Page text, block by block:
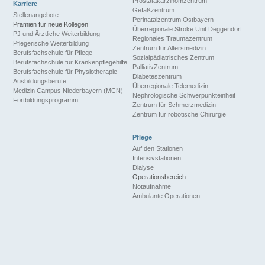
Gefäßzentrum
Perinatalzentrum Ostbayern
Überregionale Stroke Unit Deggendorf
Regionales Traumazentrum
Zentrum für Altersmedizin
Sozialpädiatrisches Zentrum
PalliativZentrum
Diabeteszentrum
Überregionale Telemedizin
Nephrologische Schwerpunkteinheit
Zentrum für Schmerzmedizin
Zentrum für robotische Chirurgie
Pflege
Auf den Stationen
Intensivstationen
Dialyse
Operationsbereich
Notaufnahme
Ambulante Operationen
Karriere
Stellenangebote
Prämien für neue Kollegen
PJ und Ärztliche Weiterbildung
Pflegerische Weiterbildung
Berufsfachschule für Pflege
Berufsfachschule für Krankenpflegehilfe
Berufsfachschule für Physiotherapie
Ausbildungsberufe
Medizin Campus Niederbayern (MCN)
Fortbildungsprogramm